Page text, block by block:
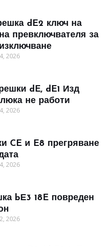
dE2 ключ на
превключвателя за
2026
dE, dE1 Изд
не работи
2026
CE и E8 прегряване
2026
bЕ3 18E повреден
2026